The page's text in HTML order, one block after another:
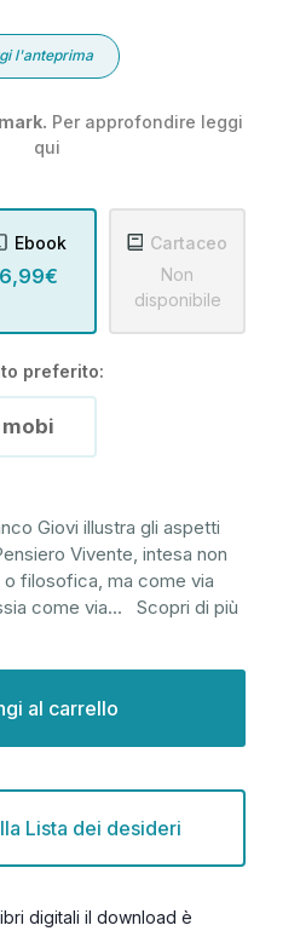
l'anteprima
Per approfondire leggi
qui
Ebook
6,99€
Cartaceo
Non
disponibile
preferito:
mobi
Giovi illustra gli aspetti
Vivente, intesa non
filosofica, ma come via
come via... Scopri di più
Lista dei desideri
digitali il download è